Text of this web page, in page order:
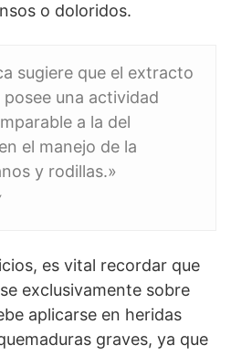
o doloridos.
sugiere que el extracto
una actividad
a la del
el manejo de la
y rodillas.»
es vital recordar que
exclusivamente sobre
aplicarse en heridas
graves, ya que